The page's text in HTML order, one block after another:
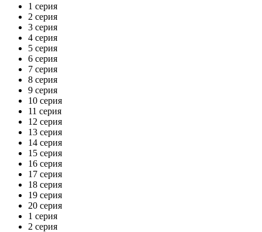
1 серия
2 серия
3 серия
4 серия
5 серия
6 серия
7 серия
8 серия
9 серия
10 серия
11 серия
12 серия
13 серия
14 серия
15 серия
16 серия
17 серия
18 серия
19 серия
20 серия
1 серия
2 серия